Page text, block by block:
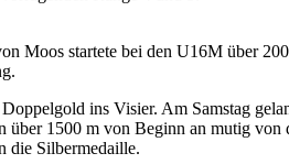
Moos startete bei den U16M über
ins Visier. Am Samstag
1500 m von Beginn an mutig von
die Silbermedaille.